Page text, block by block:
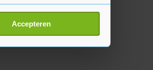
detailgedeelte
Accepteren